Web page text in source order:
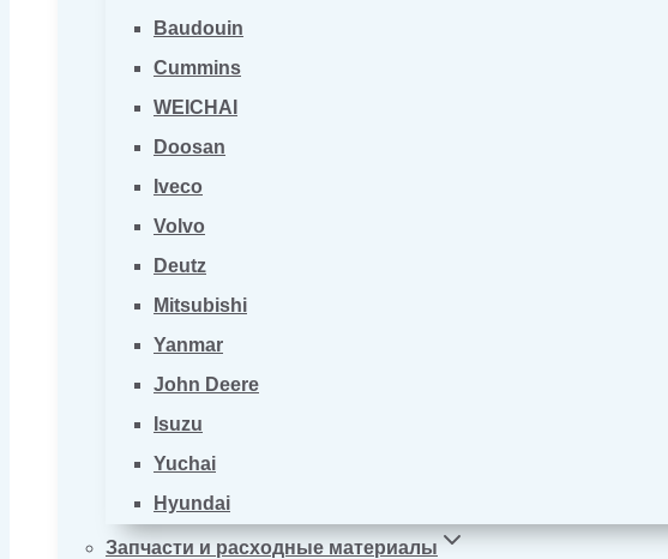
Baudouin
Cummins
WEICHAI
Doosan
Iveco
Volvo
Deutz
Mitsubishi
Yanmar
John Deere
Isuzu
Yuchai
Hyundai
Запчасти и расходные материалы